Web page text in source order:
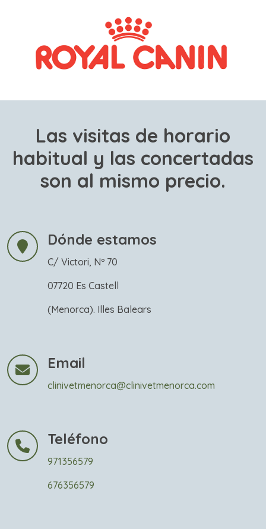
Las visitas de horario
habitual y las concertadas
son al mismo precio.
Dónde estamos
C/ Victori, Nº 70
07720 Es Castell
(Menorca). Illes Balears
Email
clinivetmenorca@clinivetmenorca.com
Teléfono
971356579
676356579